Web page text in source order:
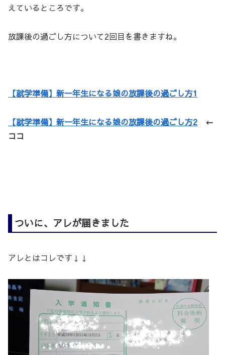
えているところです。
放課後の過ごし方について2回目を書きますね。
【就学準備】新一年生になる娘の放課後の過ごし方1
【就学準備】新一年生になる娘の放課後の過ごし方2 ←
ココ
ついに、アレが届きました
アレとはコレです↓↓